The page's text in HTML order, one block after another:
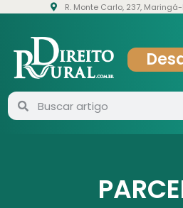
R. Monte Carlo, 237, Maringá-